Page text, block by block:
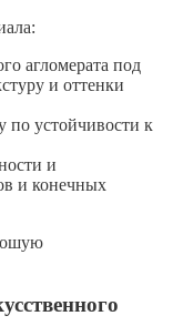
агломерата под
и оттенки
по устойчивости к
и
и конечных